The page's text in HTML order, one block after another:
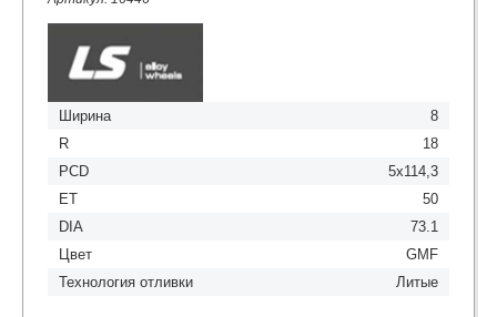
Ширина
8
R
18
PCD
5x114,3
ET
50
DIA
73.1
Цвет
GMF
Технология отливки
Литые